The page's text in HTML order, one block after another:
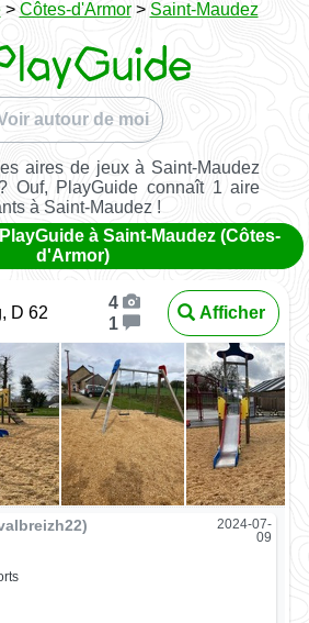
> Côtes-d'Armor> Saint-Maudez
autour de moi
aires de jeux à Saint-Maudez
Ouf, PlayGuide connaît 1 aire
à Saint-Maudez !
à Saint-Maudez (Côtes-
d'Armor)
D 62
4
1
Afficher
2024-07-
09